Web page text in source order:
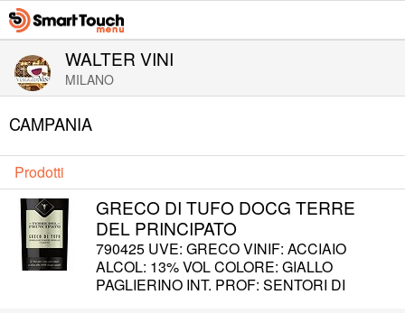
WALTER VINI
MILANO
CAMPANIA
Prodotti
GRECO DI TUFO DOCG TERRE
DEL PRINCIPATO
790425 UVE: GRECO VINIF: ACCIAIO
ALCOL: 13% VOL COLORE: GIALLO
PAGLIERINO INT. PROF: SENTORI DI